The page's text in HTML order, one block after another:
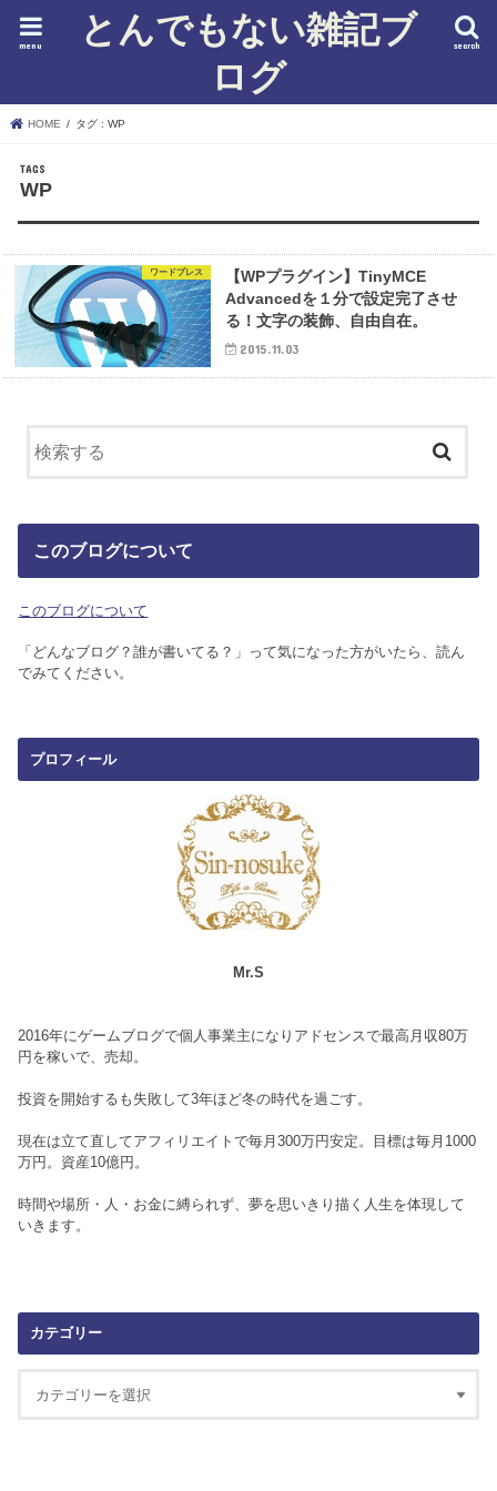
とんでもない雑記ブ
ログ
search
menu
HOME タグ : WP
WP
ワードプレス
【WPプラグイン】TinyMCE
Advancedを１分で設定完了させ
る！文字の装飾、自由自在。
2015.11.03
このブログについて
このブログについて
「どんなブログ？誰が書いてる？」って気になった方がいたら、読ん
でみてください。
プロフィール
Mr.S
2016年にゲームブログで個人事業主になりアドセンスで最高月収80万
円を稼いで、売却。
投資を開始するも失敗して3年ほど冬の時代を過ごす。
現在は立て直してアフィリエイトで毎月300万円安定。目標は毎月1000
万円。資産10億円。
時間や場所・人・お金に縛られず、夢を思いきり描く人生を体現して
いきます。
カテゴリー